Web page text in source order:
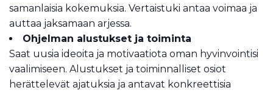
samanlaisia kokemuksia. Vertaistuki antaa voimaa ja
auttaa jaksamaan arjessa.
Ohjelman alustukset ja toiminta
Saat uusia ideoita ja motivaatiota oman hyvinvointisi
vaalimiseen. Alustukset ja toiminnalliset osiot
herättelevät ajatuksia ja antavat konkreettisia